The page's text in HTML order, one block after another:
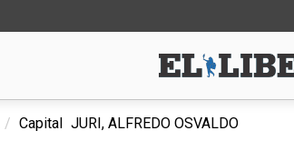
Capital JURI, ALFREDO OSVALDO